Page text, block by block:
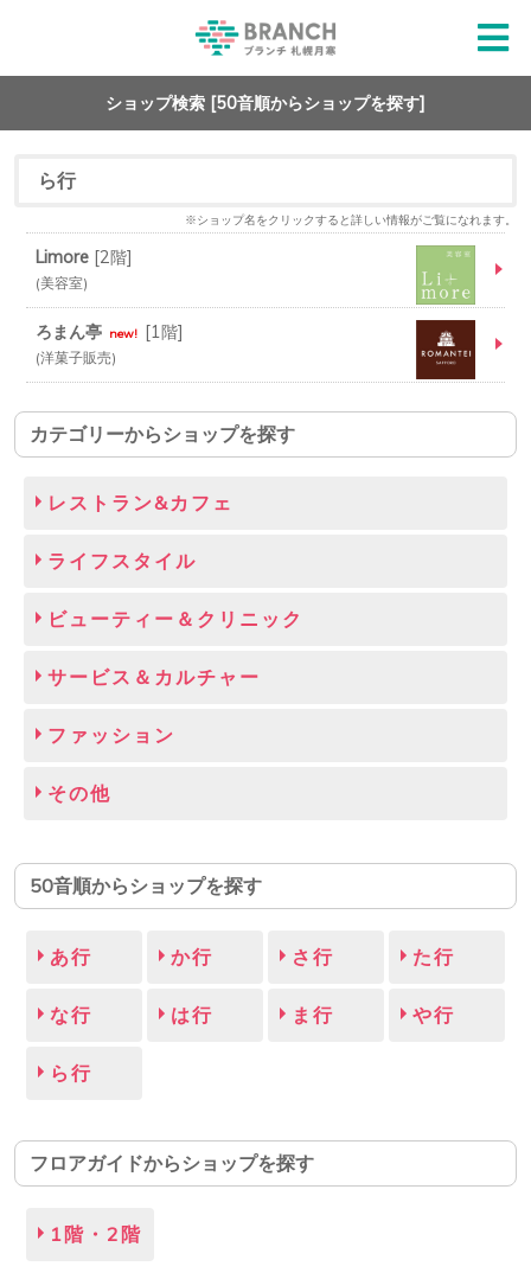
ショップ検索 [50音順からショップを探す]
ら行
※ショップ名をクリックすると詳しい情報がご覧になれます。
Limore [2階]
美容室
ろまん亭 new! [1階]
洋菓子販売
カテゴリーからショップを探す
レストラン&カフェ
ライフスタイル
ビューティー＆クリニック
サービス＆カルチャー
ファッション
その他
50音順からショップを探す
あ行 か行 さ行 た行
な行 は行 ま行 や行
ら行
フロアガイドからショップを探す
1階・2階